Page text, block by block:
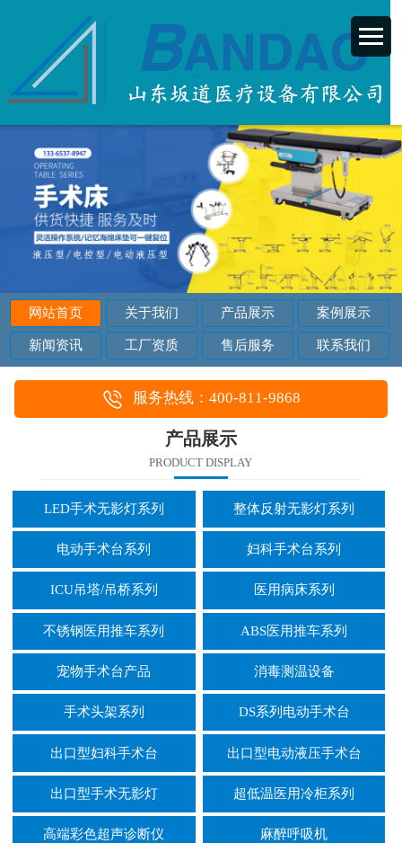
网站首页 关于我们 产品展示 案例展示
新闻资讯 工厂资质 售后服务 联系我们
服务热线：400-811-9868
产品展示
PRODUCT DISPLAY
LED手术无影灯系列 整体反射无影灯系列
电动手术台系列 妇科手术台系列
ICU吊塔/吊桥系列 医用病床系列
不锈钢医用推车系列 ABS医用推车系列
宠物手术台产品 消毒测温设备
手术头架系列 DS系列电动手术台
出口型妇科手术台 出口型电动液压手术台
出口型手术无影灯 超低温医用冷柜系列
高端彩色超声诊断仪 麻醉呼吸机